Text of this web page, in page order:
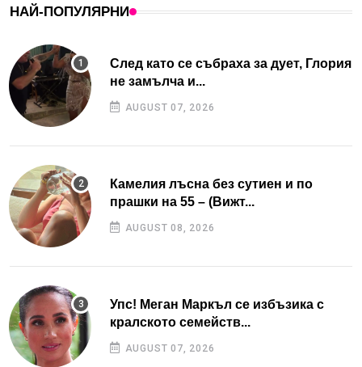
НАЙ-ПОПУЛЯРНИ
След като се събраха за дует, Глория
не замълча и...
AUGUST 07, 2026
Камелия лъсна без сутиен и по
прашки на 55 – (Вижт...
AUGUST 08, 2026
Упс! Меган Маркъл се избъзика с
кралското семейств...
AUGUST 07, 2026